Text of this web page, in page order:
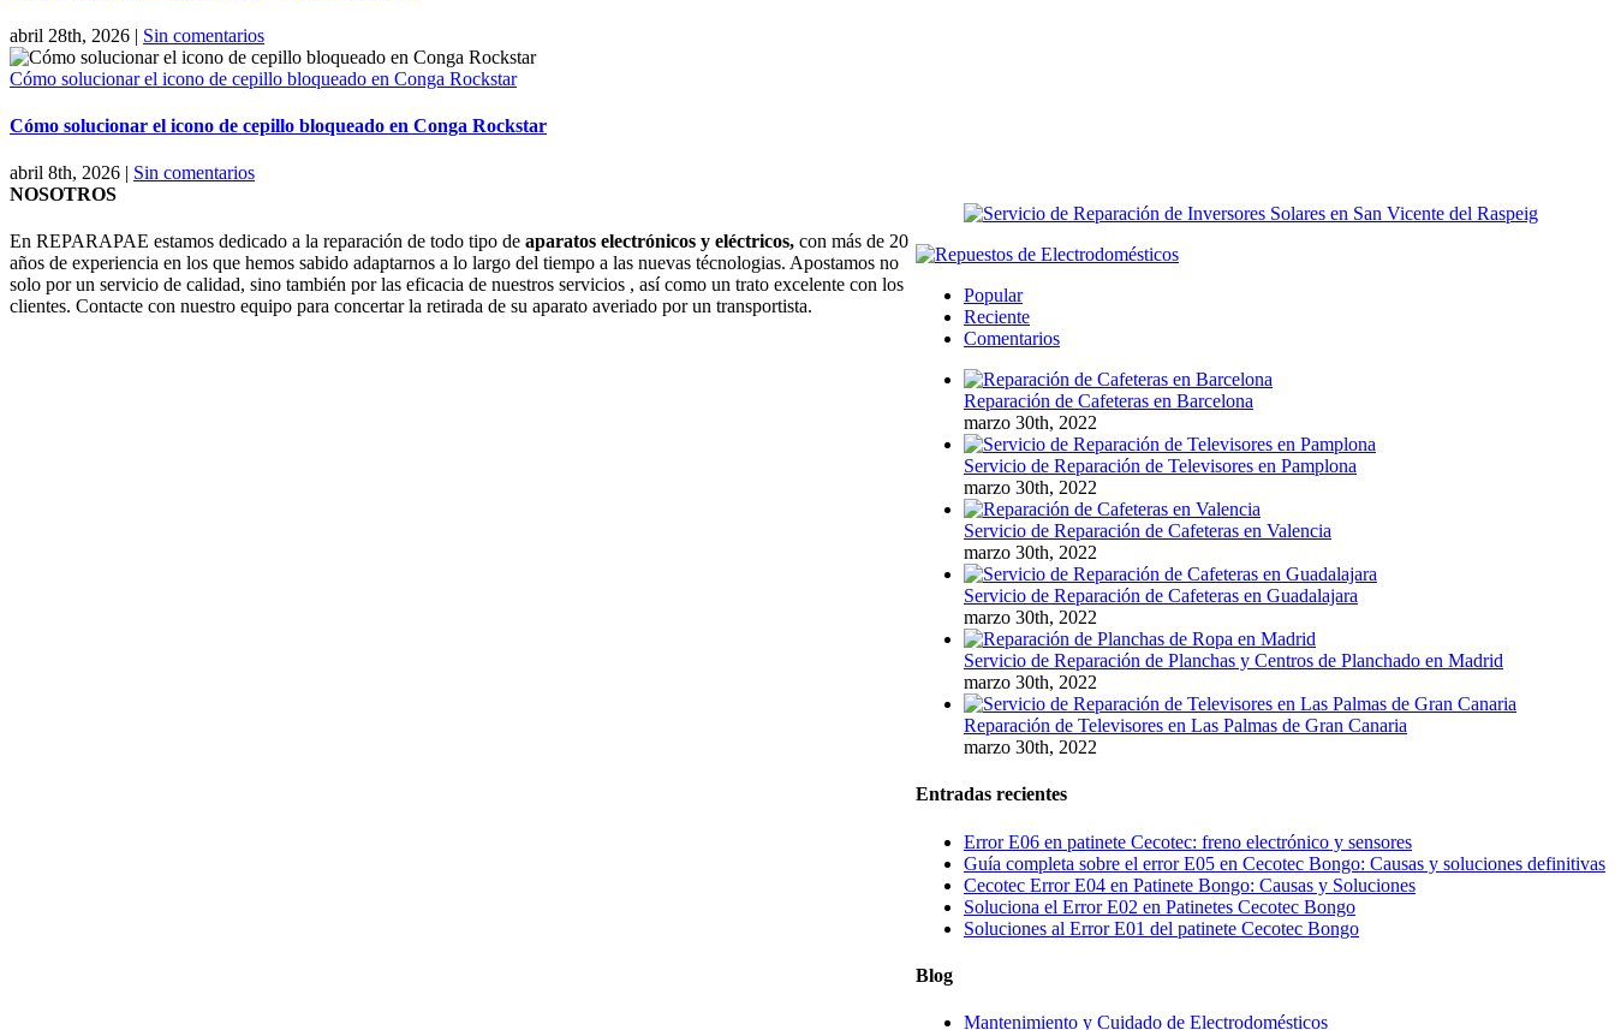
abril 28th, 2026 | Sin comentarios
Cómo solucionar el icono de cepillo bloqueado en Conga Rockstar
Cómo solucionar el icono de cepillo bloqueado en Conga Rockstar
abril 8th, 2026 | Sin comentarios
Popular
Reciente
Comentarios
Reparación de Cafeteras en Barcelona
marzo 30th, 2022
Servicio de Reparación de Televisores en Pamplona
marzo 30th, 2022
Servicio de Reparación de Cafeteras en Valencia
marzo 30th, 2022
Servicio de Reparación de Cafeteras en Guadalajara
marzo 30th, 2022
Servicio de Reparación de Planchas y Centros de Planchado en Madrid
marzo 30th, 2022
Reparación de Televisores en Las Palmas de Gran Canaria
marzo 30th, 2022
Entradas recientes
Error E06 en patinete Cecotec: freno electrónico y sensores
Guía completa sobre el error E05 en Cecotec Bongo: Causas y soluciones definitivas
Cecotec Error E04 en Patinete Bongo: Causas y Soluciones
Soluciona el Error E02 en Patinetes Cecotec Bongo
Soluciones al Error E01 del patinete Cecotec Bongo
Blog
Mantenimiento y Cuidado de Electrodomésticos
NOSOTROS
En REPARAPAE estamos dedicado a la reparación de todo tipo de aparatos electrónicos y eléctricos, con más de 20
años de experiencia en los que hemos sabido adaptarnos a lo largo del tiempo a las nuevas técnologias. Apostamos no
solo por un servicio de calidad, sino también por las eficacia de nuestros servicios , así como un trato excelente con los
clientes. Contacte con nuestro equipo para concertar la retirada de su aparato averiado por un transportista.